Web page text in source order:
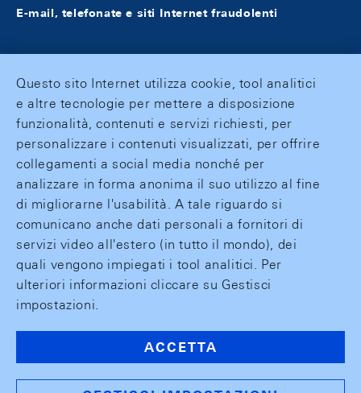
E-mail, telefonate e siti Internet fraudolenti
Questo sito Internet utilizza cookie, tool analitici
e altre tecnologie per mettere a disposizione
funzionalità, contenuti e servizi richiesti, per
personalizzare i contenuti visualizzati, per offrire
collegamenti a social media nonché per
analizzare in forma anonima il suo utilizzo al fine
di migliorarne l'usabilità. A tale riguardo si
comunicano anche dati personali a fornitori di
servizi video all'estero (in tutto il mondo), dei
quali vengono impiegati i tool analitici. Per
ulteriori informazioni cliccare su Gestisci
impostazioni.
ACCETTA